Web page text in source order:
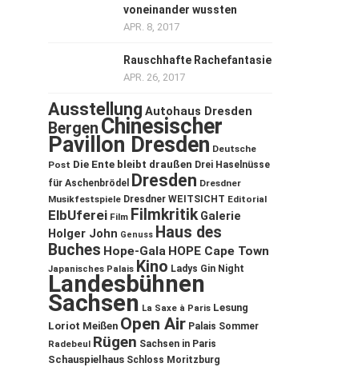
voneinander wussten
APR. 8, 2017
Rauschhafte Rachefantasie
APR. 26, 2017
Ausstellung Autohaus Dresden
Bergen Chinesischer
Pavillon Dresden Deutsche
Post Die Ente bleibt draußen Drei Haselnüsse
für Aschenbrödel
Dresden Dresdner
Musikfestspiele Dresdner WEITSICHT Editorial
ElbUferei Film Filmkritik Galerie
Holger John Genuss Haus des
Buches Hope-Gala HOPE Cape Town
Japanisches Palais Kino Ladys Gin Night
Landesbühnen
Sachsen La Saxe à Paris Lesung
Loriot Meißen Open Air Palais Sommer
Radebeul Rügen Sachsen in Paris
Schauspielhaus Schloss Moritzburg